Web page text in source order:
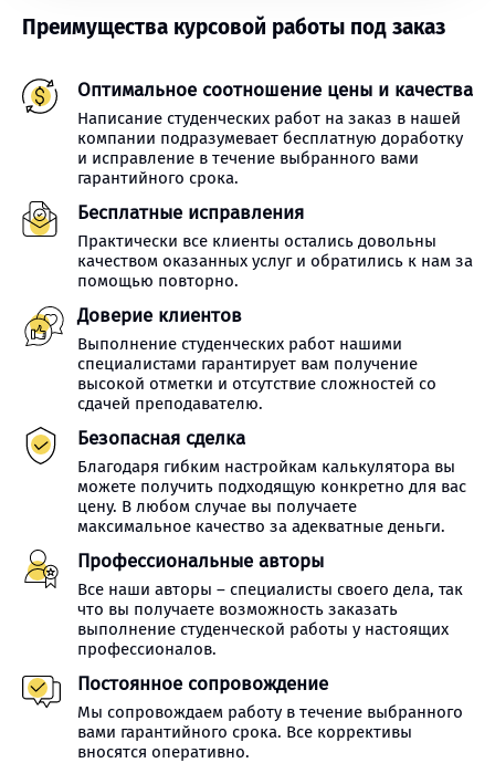
Преимущества курсовой работы под заказ
Оптимальное соотношение цены и качества
Написание студенческих работ на заказ в нашей
компании подразумевает бесплатную доработку
и исправление в течение выбранного вами
гарантийного срока.
Бесплатные исправления
Практически все клиенты остались довольны
качеством оказанных услуг и обратились к нам за
помощью повторно.
Доверие клиентов
Выполнение студенческих работ нашими
специалистами гарантирует вам получение
высокой отметки и отсутствие сложностей со
сдачей преподавателю.
Безопасная сделка
Благодаря гибким настройкам калькулятора вы
можете получить подходящую конкретно для вас
цену. В любом случае вы получаете
максимальное качество за адекватные деньги.
Профессиональные авторы
Все наши авторы – специалисты своего дела, так
что вы получаете возможность заказать
выполнение студенческой работы у настоящих
профессионалов.
Постоянное сопровождение
Мы сопровождаем работу в течение выбранного
вами гарантийного срока. Все коррективы
вносятся оперативно.